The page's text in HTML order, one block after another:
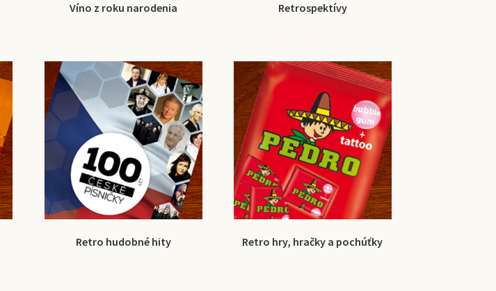
Víno z roku narodenia Retrospektívy
Retro hudobné hity Retro hry, hračky a pochúťky